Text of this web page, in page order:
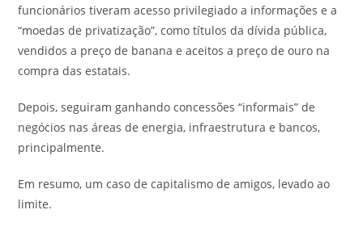
funcionários tiveram acesso privilegiado a informações e a
“moedas de privatização”, como títulos da dívida pública,
vendidos a preço de banana e aceitos a preço de ouro na
compra das estatais.
Depois, seguiram ganhando concessões “informais” de
negócios nas áreas de energia, infraestrutura e bancos,
principalmente.
Em resumo, um caso de capitalismo de amigos, levado ao
limite.